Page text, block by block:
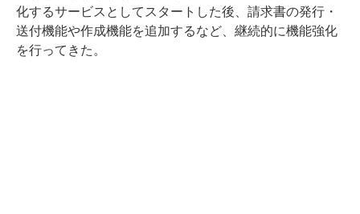
化するサービスとしてスタートした後、請求書の発行・
送付機能や作成機能を追加するなど、継続的に機能強化
を行ってきた。